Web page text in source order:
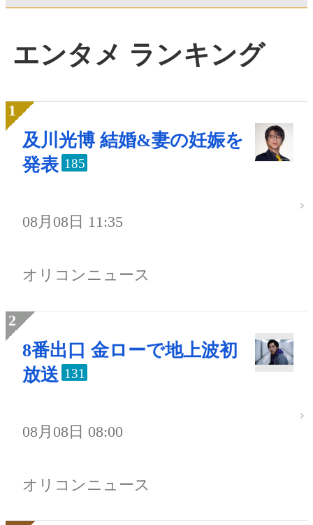
エンタメ ランキング
及川光博 結婚&妻の妊娠を
発表 185
08月08日 11:35
オリコンニュース
8番出口 金ローで地上波初
放送 131
08月08日 08:00
オリコンニュース